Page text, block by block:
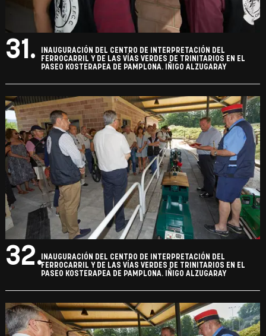
31.
INAUGURACIÓN DEL CENTRO DE INTERPRETACIÓN DEL
FERROCARRIL Y DE LAS VÍAS VERDES DE TRINITARIOS EN EL
PASEO KOSTERAPEA DE PAMPLONA. IÑIGO ALZUGARAY
32. INAUGURACIÓN DEL CENTRO DE INTERPRETACIÓN DEL
FERROCARRIL Y DE LAS VÍAS VERDES DE TRINITARIOS EN EL
PASEO KOSTERAPEA DE PAMPLONA. IÑIGO ALZUGARAY